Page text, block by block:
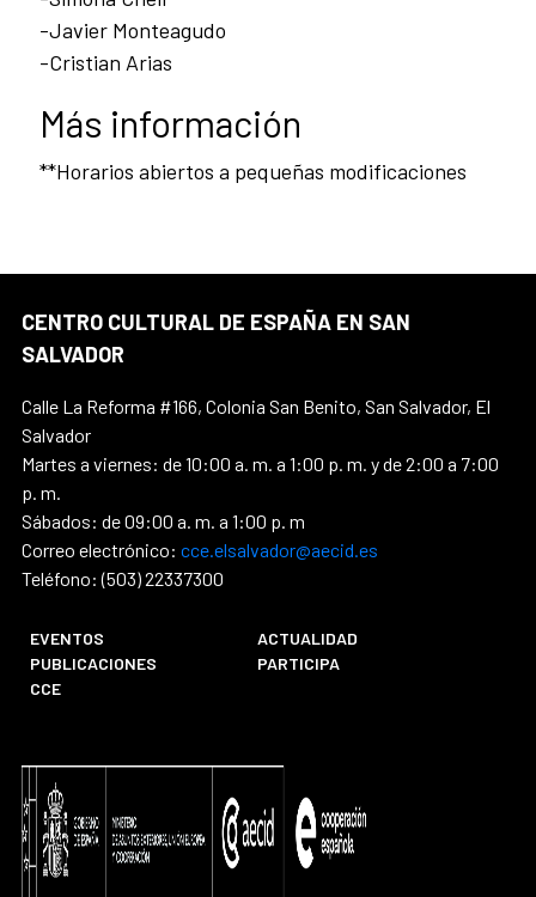
-Javier Monteagudo
-Cristian Arias
Más información
**Horarios abiertos a pequeñas modificaciones
CENTRO CULTURAL DE ESPAÑA EN SAN
SALVADOR
Calle La Reforma #166, Colonia San Benito, San Salvador, El
Salvador
Martes a viernes: de 10:00 a. m. a 1:00 p. m. y de 2:00 a 7:00
p. m.
Sábados: de 09:00 a. m. a 1:00 p. m
Correo electrónico: cce.elsalvador@aecid.es
Teléfono: (503) 22337300
EVENTOS
ACTUALIDAD
PUBLICACIONES
PARTICIPA
CCE